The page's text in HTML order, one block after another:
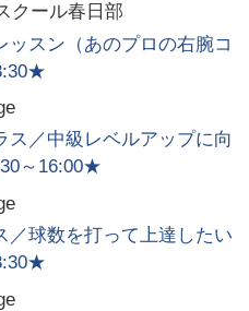
クール春日部
ッスン（あのプロの右腕コ
ス／中級レベルアップに向
～16:00★
／球数を打って上達したい